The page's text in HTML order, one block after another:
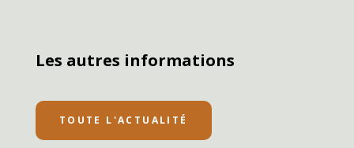
Les autres informations
TOUTE L'ACTUALITÉ